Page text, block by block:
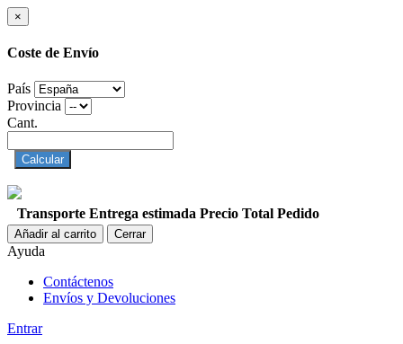
×
Coste de Envío
País
Provincia
Cant.
Calcular
Transporte Entrega estimada Precio Total Pedido
Añadir al carrito Cerrar
Ayuda
Contáctenos
Envíos y Devoluciones
Entrar